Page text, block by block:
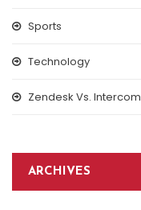
Sports
Technology
Zendesk Vs. Intercom
ARCHIVES